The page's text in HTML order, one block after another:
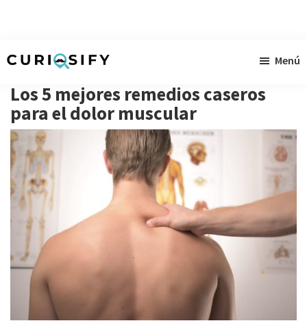
contenido
principal
barra
lateral
primaria
pie
de
página
singulares
a
raudales
Menú
Los 5 mejores remedios caseros
para el dolor muscular